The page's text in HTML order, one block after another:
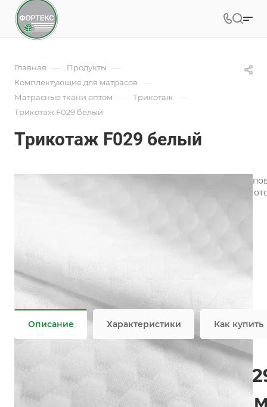
Главная — Продукты —
Комплектующие для матрасов —
Матрасные ткани оптом — Трикотаж —
Трикотаж F029 белый
Трикотаж F029 белый
Трикотаж для матрасов является одним из лучших
широкий ассортимент трикотажного полотна для
Состав
Плотность
Все характеристики
Описание Характеристики Как купить
Матрасный трикотаж
матрасов, топперов и